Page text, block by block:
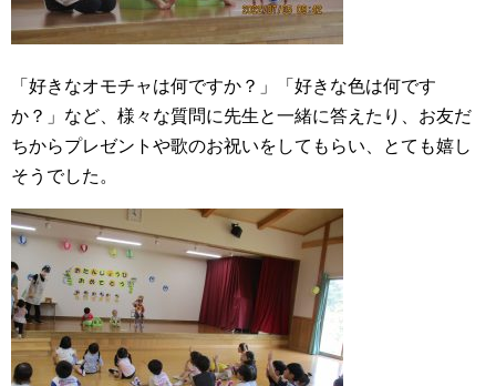
「好きなオモチャは何ですか？」「好きな色は何です
か？」など、様々な質問に先生と一緒に答えたり、お友だ
ちからプレゼントや歌のお祝いをしてもらい、とても嬉し
そうでした。